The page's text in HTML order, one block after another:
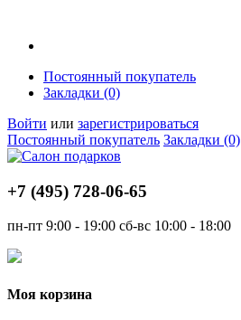
Постоянный покупатель
Закладки (0)
Войти или зарегистрироваться
Постоянный покупатель Закладки (0)
+7 (495) 728-06-65
пн-пт 9:00 - 19:00 сб-вс 10:00 - 18:00
Моя корзина